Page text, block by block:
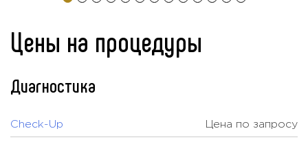
Цены на процедуры
Диагностика
Check-Up Цена по запросу